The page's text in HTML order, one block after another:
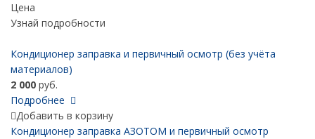
Цена
Узнай подробности
Кондиционер заправка и первичный осмотр (без учёта
материалов)
2 000 руб.
Подробнее
Добавить в корзину
Кондиционер заправка АЗОТОМ и первичный осмотр